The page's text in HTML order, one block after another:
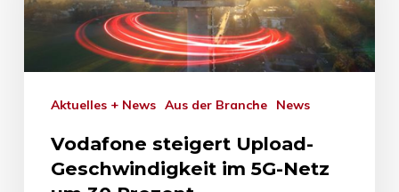
Aktuelles + News Aus der Branche News
Vodafone steigert Upload-
Geschwindigkeit im 5G-Netz